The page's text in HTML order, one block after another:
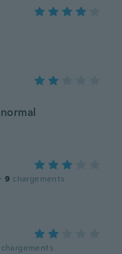
· 9 chargements
chargements